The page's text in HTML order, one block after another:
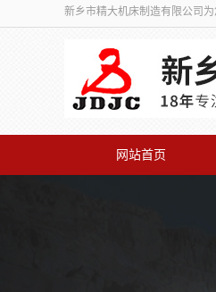
新乡市精大机床制造有限公司
网站首页